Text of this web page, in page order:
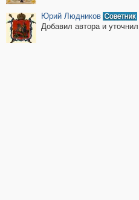
Юрий Людников
Добавил автора и